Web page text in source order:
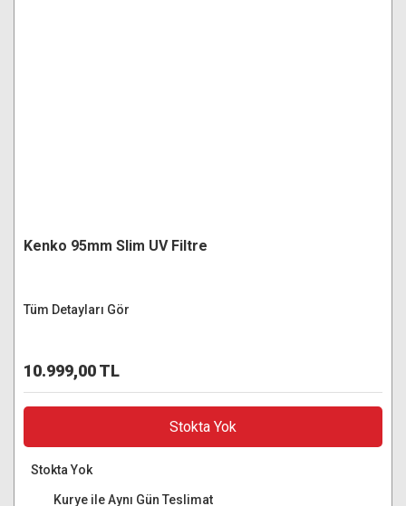
Kenko 95mm Slim UV Filtre
Tüm Detayları Gör
10.999,00 TL
Stokta Yok
Stokta Yok
Kurye ile Aynı Gün Teslimat